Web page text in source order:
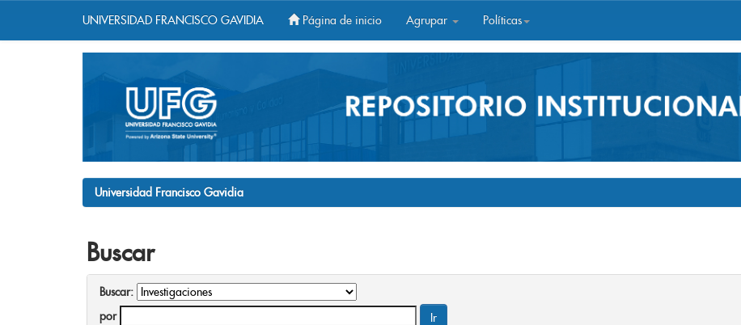
UNIVERSIDAD FRANCISCO GAVIDIA Página de inicio Agrupar Políticas
Universidad Francisco Gavidia
Buscar
Buscar:
por